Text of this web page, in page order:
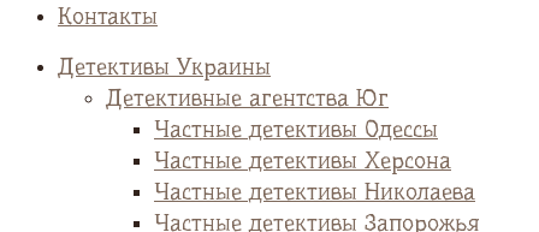
Контакты
Детективы Украины
Детективные агентства Юг
Частные детективы Одессы
Частные детективы Херсона
Частные детективы Николаева
Частные детективы Запорожья